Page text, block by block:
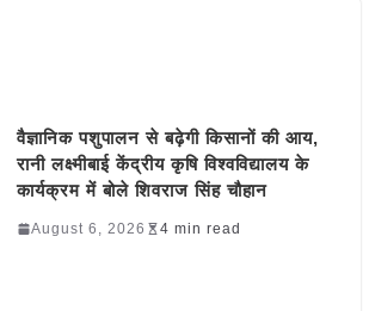
वैज्ञानिक पशुपालन से बढ़ेगी किसानों की आय,
रानी लक्ष्मीबाई केंद्रीय कृषि विश्वविद्यालय के
कार्यक्रम में बोले शिवराज सिंह चौहान
August 6, 2026 4 min read